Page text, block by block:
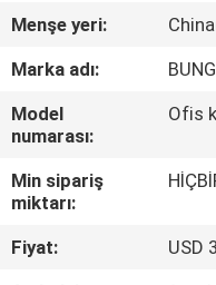
HAKKIMIZDA
FABRIKA
TURU
KALITE
Menşe yeri:
Marka adı:
Model
numarası:
Ofis
Min sipariş
miktarı:
Fiyat:
USD